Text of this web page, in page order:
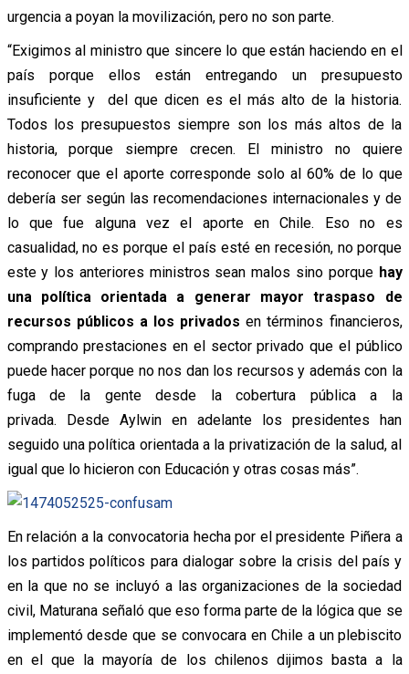
urgencia a poyan la movilización, pero no son parte.
“Exigimos al ministro que sincere lo que están haciendo en el
país porque ellos están entregando un presupuesto
insuficiente y del que dicen es el más alto de la historia.
Todos los presupuestos siempre son los más altos de la
historia, porque siempre crecen. El ministro no quiere
reconocer que el aporte corresponde solo al 60% de lo que
debería ser según las recomendaciones internacionales y de
lo que fue alguna vez el aporte en Chile. Eso no es
casualidad, no es porque el país esté en recesión, no porque
este y los anteriores ministros sean malos sino porque hay
una política orientada a generar mayor traspaso de
recursos públicos a los privados en términos financieros,
comprando prestaciones en el sector privado que el público
puede hacer porque no nos dan los recursos y además con la
fuga de la gente desde la cobertura pública a la
privada. Desde Aylwin en adelante los presidentes han
seguido una política orientada a la privatización de la salud, al
igual que lo hicieron con Educación y otras cosas más”.
En relación a la convocatoria hecha por el presidente Piñera a
los partidos políticos para dialogar sobre la crisis del país y
en la que no se incluyó a las organizaciones de la sociedad
civil, Maturana señaló que eso forma parte de la lógica que se
implementó desde que se convocara en Chile a un plebiscito
en el que la mayoría de los chilenos dijimos basta a la